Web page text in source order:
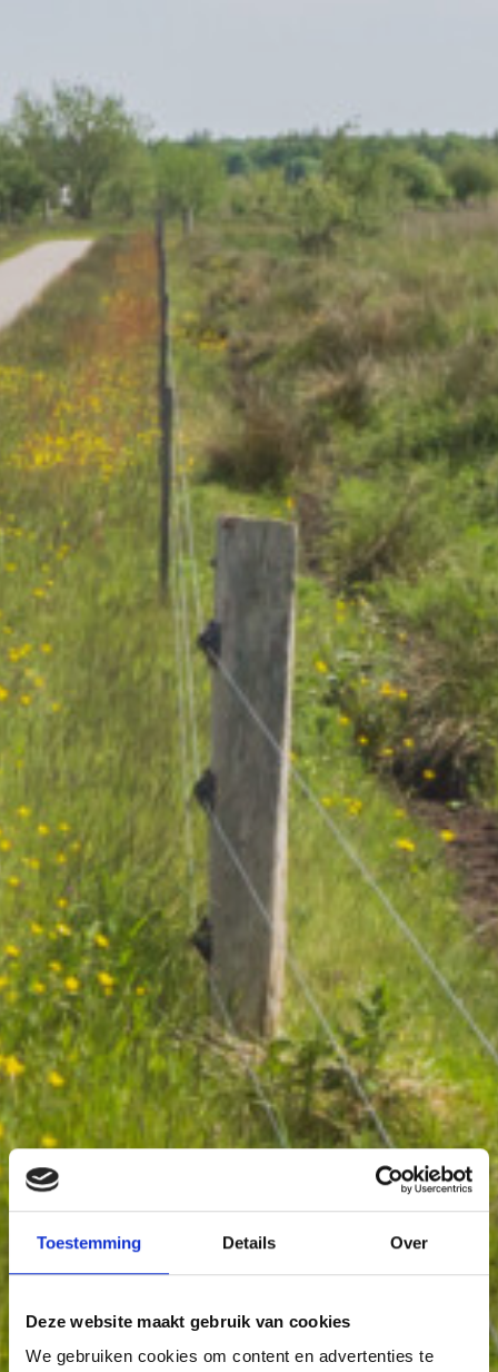
Toestemming Details Over
Deze website maakt gebruik van cookies
We gebruiken cookies om content en advertenties te